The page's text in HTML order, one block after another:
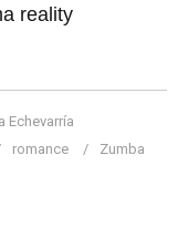
reality
Echevarría
romance Zumba